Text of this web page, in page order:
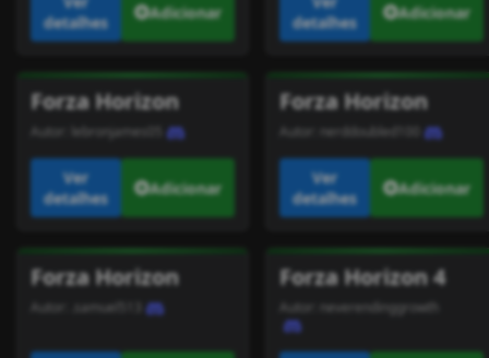
detalhes
Adicionar
detalhes
Adicionar
Forza Horizon
Autor: lebronjames05
Ver
detalhes
Adicionar
Forza Horizon
Autor: nerddoubled100
Ver
detalhes
Adicionar
Forza Horizon
Autor: .samuel513
Forza Horizon 4
Autor: neverendinggrowth